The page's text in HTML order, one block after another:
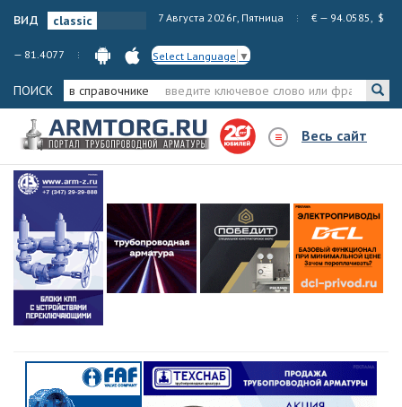
вид 7 Августа 2026г, Пятница € — 94.0585, $
— 81.4077 Select Language ▼
ПОИСК в справочнике
Весь сайт